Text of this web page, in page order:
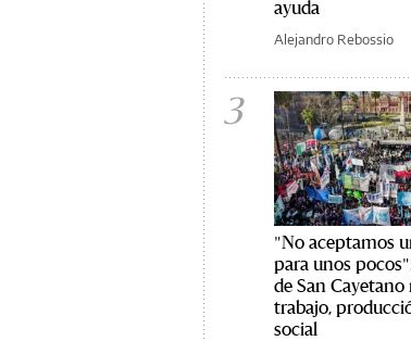
ayuda
Alejandro Rebossio
3
"No aceptamos
para unos
de San
trabajo,
social